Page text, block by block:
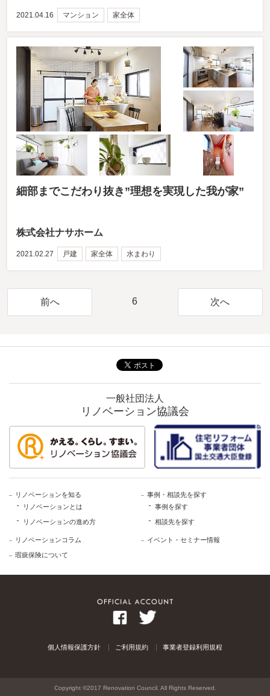
2021.04.16 マンション 家全体
細部までこだわり抜き”理想を実現した我が家”
株式会社ナサホーム
2021.02.27 戸建 家全体 水まわり
前へ 6 次へ
一般社団法人
リノベーション協議会
リノベーションを知る
リノベーションとは
リノベーションの進め方
リノベーションコラム
瑕疵保険について
事例・相談先を探す
事例を探す
相談先を探す
イベント・セミナー情報
個人情報保護方針 ご利用規約 事業者登録利用規程
Copyright ©2017 Renovation Council. All Rights Reserved.